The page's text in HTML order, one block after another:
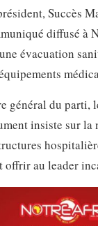
Succès
diffusé à
évacuation
général du parti,
insiste sur la
offrir au leader